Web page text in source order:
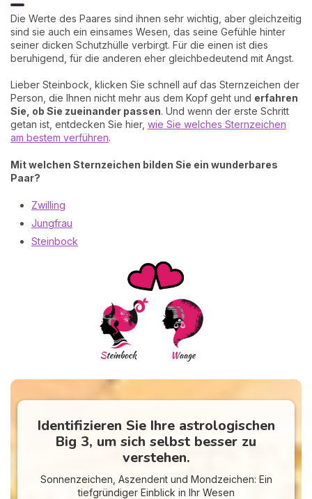
Die Werte des Paares sind ihnen sehr wichtig, aber gleichzeitig
sind sie auch ein einsames Wesen, das seine Gefühle hinter
seiner dicken Schutzhülle verbirgt. Für die einen ist dies
beruhigend, für die anderen eher gleichbedeutend mit Angst.
Lieber Steinbock, klicken Sie schnell auf das Sternzeichen der
Person, die Ihnen nicht mehr aus dem Kopf geht und erfahren
Sie, ob Sie zueinander passen. Und wenn der erste Schritt
getan ist, entdecken Sie hier, wie Sie welches Sternzeichen
am bestem verführen.
Mit welchen Sternzeichen bilden Sie ein wunderbares
Paar?
Zwilling
Jungfrau
Steinbock
Identifizieren Sie Ihre astrologischen
Big 3, um sich selbst besser zu
verstehen.
Sonnenzeichen, Aszendent und Mondzeichen: Ein
tiefgründiger Einblick in Ihr Wesen